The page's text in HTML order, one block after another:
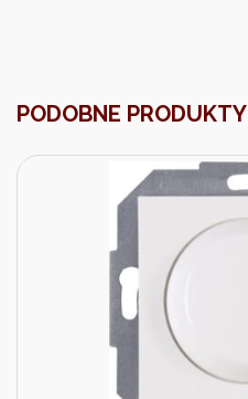
PODOBNE PRODUKTY